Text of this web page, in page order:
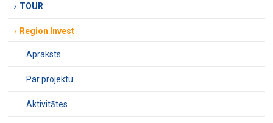
TOUR
Region Invest
Apraksts
Par projektu
Aktivitātes